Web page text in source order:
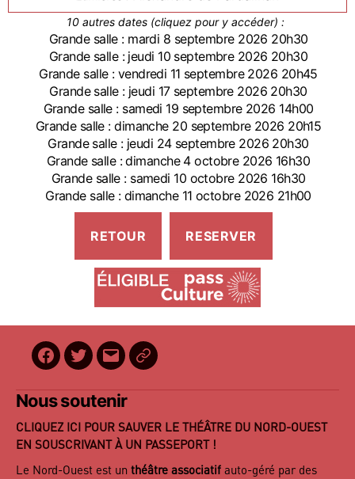
10 autres dates (cliquez pour y accéder) :
Grande salle : mardi 8 septembre 2026 20h30
Grande salle : jeudi 10 septembre 2026 20h30
Grande salle : vendredi 11 septembre 2026 20h45
Grande salle : jeudi 17 septembre 2026 20h30
Grande salle : samedi 19 septembre 2026 14h00
Grande salle : dimanche 20 septembre 2026 20h15
Grande salle : jeudi 24 septembre 2026 20h30
Grande salle : dimanche 4 octobre 2026 16h30
Grande salle : samedi 10 octobre 2026 16h30
Grande salle : dimanche 11 octobre 2026 21h00
Facebook
Twitter
E-
mail
BilletReduc
Nous soutenir
CLIQUEZ ICI POUR SAUVER LE THÉÂTRE DU NORD-OUEST
EN SOUSCRIVANT À UN PASSEPORT !
Le Nord-Ouest est un théâtre associatif auto-géré par des